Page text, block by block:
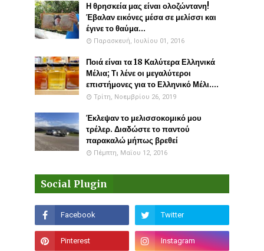
Η θρησκεία μας είναι ολοζώντανη!
Έβαλαν εικόνες μέσα σε μελίσσι και
έγινε το θαύμα...
Παρασκευή, Ιουλίου 01, 2016
Ποιά είναι τα 18 Καλύτερα Ελληνικά
Μέλια; Τι λένε οι μεγαλύτεροι
επιστήμονες για το Ελληνικό Μέλι....
Τρίτη, Νοεμβρίου 26, 2019
Έκλεψαν το μελισσοκομικό μου
τρέλερ. Διαδώστε το παντού
παρακαλώ μήπως βρεθεί
Πέμπτη, Μαΐου 12, 2016
Social Plugin